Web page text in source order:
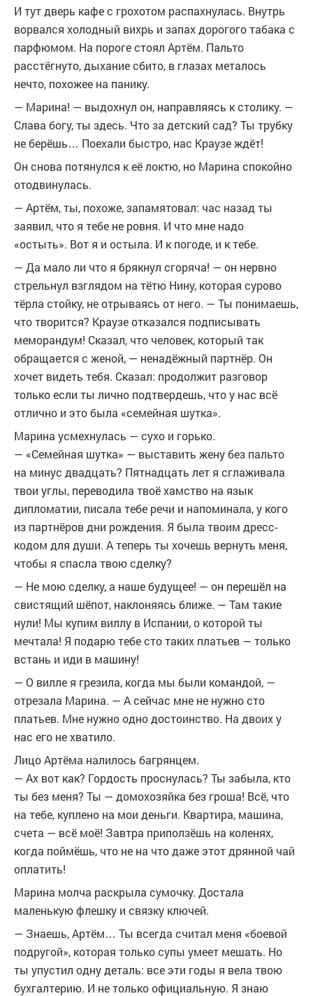
И тут дверь кафе с грохотом распахнулась. Внутрь
ворвался холодный вихрь и запах дорогого табака с
парфюмом. На пороге стоял Артём. Пальто
расстёгнуто, дыхание сбито, в глазах металось
нечто, похожее на панику.
— Марина! — выдохнул он, направляясь к столику. —
Слава богу, ты здесь. Что за детский сад? Ты трубку
не берёшь… Поехали быстро, нас Краузе ждёт!
Он снова потянулся к её локтю, но Марина спокойно
отодвинулась.
— Артём, ты, похоже, запамятовал: час назад ты
заявил, что я тебе не ровня. И что мне надо
«остыть». Вот я и остыла. И к погоде, и к тебе.
— Да мало ли что я брякнул сгоряча! — он нервно
стрельнул взглядом на тётю Нину, которая сурово
тёрла стойку, не отрываясь от него. — Ты понимаешь,
что творится? Краузе отказался подписывать
меморандум! Сказал, что человек, который так
обращается с женой, — ненадёжный партнёр. Он
хочет видеть тебя. Сказал: продолжит разговор
только если ты лично подтвердешь, что у нас всё
отлично и это была «семейная шутка».
Марина усмехнулась — сухо и горько.
— «Семейная шутка» — выставить жену без пальто
на минус двадцать? Пятнадцать лет я сглаживала
твои углы, переводила твоё хамство на язык
дипломатии, писала тебе речи и напоминала, у кого
из партнёров дни рождения. Я была твоим дресс-
кодом для души. А теперь ты хочешь вернуть меня,
чтобы я спасла твою сделку?
— Не мою сделку, а наше будущее! — он перешёл на
свистящий шёпот, наклоняясь ближе. — Там такие
нули! Мы купим виллу в Испании, о которой ты
мечтала! Я подарю тебе сто таких платьев — только
встань и иди в машину!
— О вилле я грезила, когда мы были командой, —
отрезала Марина. — А сейчас мне не нужно сто
платьев. Мне нужно одно достоинство. На двоих у
нас его не хватило.
Лицо Артёма налилось багрянцем.
— Ах вот как? Гордость проснулась? Ты забыла, кто
ты без меня? Ты — домохозяйка без гроша! Всё, что
на тебе, куплено на мои деньги. Квартира, машина,
счета — всё моё! Завтра приползёшь на коленях,
когда поймёшь, что не на что даже этот дрянной чай
оплатить!
Марина молча раскрыла сумочку. Достала
маленькую флешку и связку ключей.
— Знаешь, Артём… Ты всегда считал меня «боевой
подругой», которая только супы умеет мешать. Но
ты упустил одну деталь: все эти годы я вела твою
бухгалтерию. И не только официальную. Я знаю